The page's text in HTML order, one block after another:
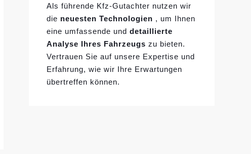
Als führende Kfz-Gutachter nutzen wir
die neuesten Technologien , um Ihnen
eine umfassende unddetaillierte
Analyse Ihres Fahrzeugs zu bieten.
Vertrauen Sie auf unsere Expertise und
Erfahrung, wie wir Ihre Erwartungen
übertreffen können.